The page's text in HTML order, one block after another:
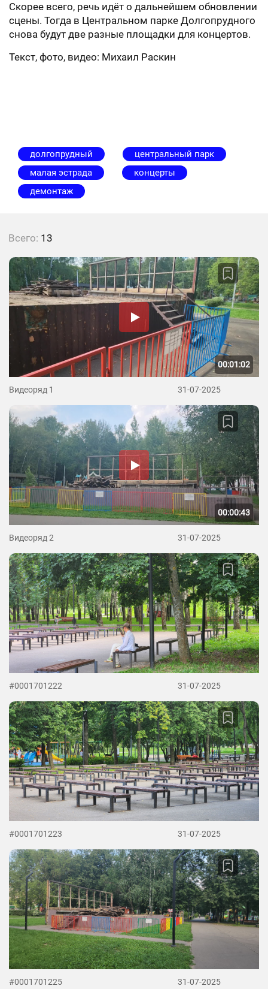
Скорее всего, речь идёт о дальнейшем обновлении
сцены. Тогда в Центральном парке Долгопрудного
снова будут две разные площадки для концертов.
Текст, фото, видео: Михаил Раскин
долгопрудный
центральный парк
малая эстрада
концерты
демонтаж
Всего: 13
00:01:02
Видеоряд 1 31-07-2025
00:00:43
Видеоряд 2 31-07-2025
#0001701222 31-07-2025
#0001701223 31-07-2025
#0001701225 31-07-2025